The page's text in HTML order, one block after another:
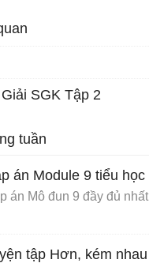
SGK Tập 2
tuần
án Module 9 tiểu học
án Mô đun 9 đầy đủ nhất
tập Hơn, kém nhau